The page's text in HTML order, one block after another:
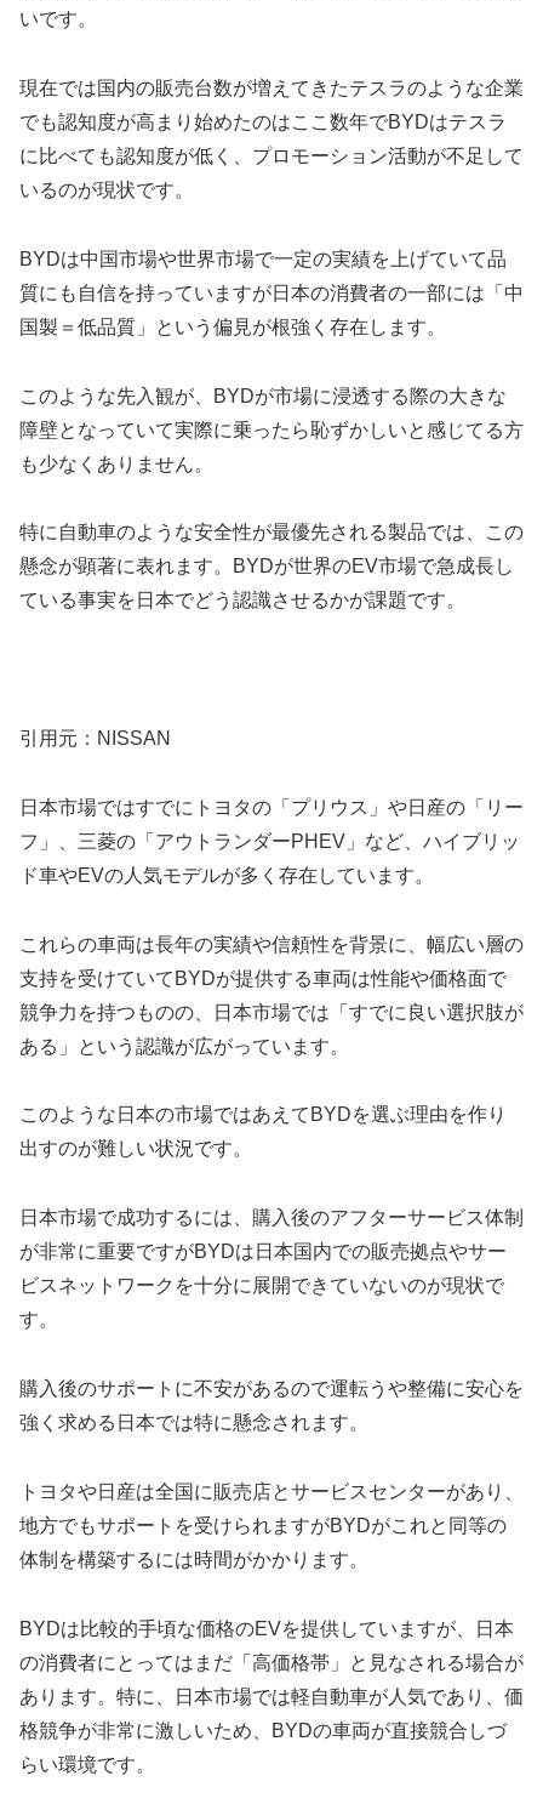
いです。
現在では国内の販売台数が増えてきたテスラのような企業
でも認知度が高まり始めたのはここ数年でBYDはテスラ
に比べても認知度が低く、プロモーション活動が不足して
いるのが現状です。
BYDは中国市場や世界市場で一定の実績を上げていて品
質にも自信を持っていますが日本の消費者の一部には「中
国製＝低品質」という偏見が根強く存在します。
このような先入観が、BYDが市場に浸透する際の大きな
障壁となっていて実際に乗ったら恥ずかしいと感じてる方
も少なくありません。
特に自動車のような安全性が最優先される製品では、この
懸念が顕著に表れます。BYDが世界のEV市場で急成長し
ている事実を日本でどう認識させるかが課題です。
引用元：NISSAN
日本市場ではすでにトヨタの「プリウス」や日産の「リー
フ」、三菱の「アウトランダーPHEV」など、ハイブリッ
ド車やEVの人気モデルが多く存在しています。
これらの車両は長年の実績や信頼性を背景に、幅広い層の
支持を受けていてBYDが提供する車両は性能や価格面で
競争力を持つものの、日本市場では「すでに良い選択肢が
ある」という認識が広がっています。
このような日本の市場ではあえてBYDを選ぶ理由を作り
出すのが難しい状況です。
日本市場で成功するには、購入後のアフターサービス体制
が非常に重要ですがBYDは日本国内での販売拠点やサー
ビスネットワークを十分に展開できていないのが現状で
す。
購入後のサポートに不安があるので運転うや整備に安心を
強く求める日本では特に懸念されます。
トヨタや日産は全国に販売店とサービスセンターがあり、
地方でもサポートを受けられますがBYDがこれと同等の
体制を構築するには時間がかかります。
BYDは比較的手頃な価格のEVを提供していますが、日本
の消費者にとってはまだ「高価格帯」と見なされる場合が
あります。特に、日本市場では軽自動車が人気であり、価
格競争が非常に激しいため、BYDの車両が直接競合しづ
らい環境です。